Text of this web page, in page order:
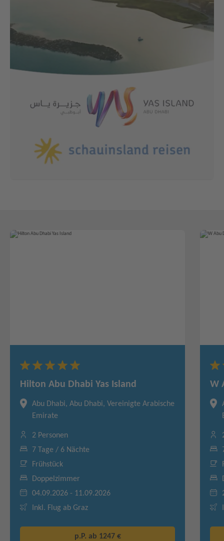
Hilton Abu Dhabi Yas Island
Abu Dhabi, Abu Dhabi, Vereinigte Arabische
Emirate
2 Personen
7 Tage / 6 Nächte
Frühstück
Doppelzimmer
04.09.2026 - 11.09.2026
Inkl. Flug ab Graz
p.P. ab 1247 €
W